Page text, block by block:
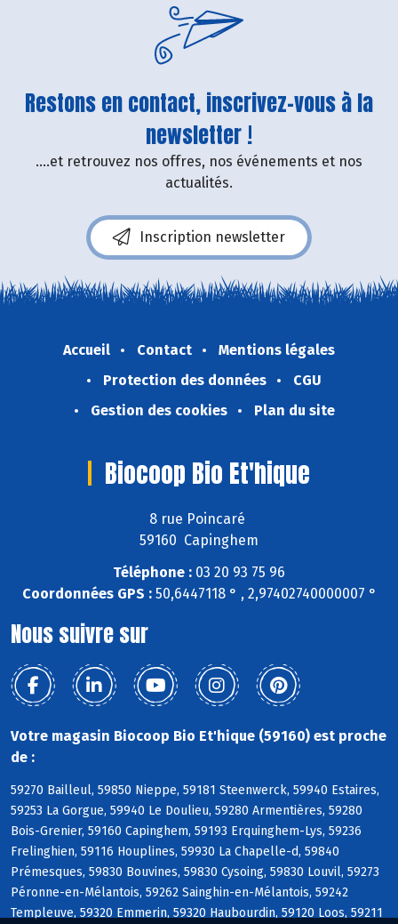
Restons en contact, inscrivez-vous à la
newsletter !
....et retrouvez nos offres, nos événements et nos
actualités.
Inscription newsletter
Accueil Contact
Mentions légales
Protection des données
CGU
Gestion des cookies
Plan du site
Biocoop Bio Et'hique
8 rue Poincaré
59160 Capinghem
Téléphone : 03 20 93 75 96
Coordonnées GPS :50,6447118 ° , 2,97402740000007 °
Nous suivre sur
Votre magasin Biocoop Bio Et'hique (59160) est proche
de :
59270 Bailleul, 59850 Nieppe, 59181 Steenwerck, 59940 Estaires,
59253 La Gorgue, 59940 Le Doulieu, 59280 Armentières, 59280
Bois-Grenier, 59160 Capinghem, 59193 Erquinghem-Lys, 59236
Frelinghien, 59116 Houplines, 59930 La Chapelle-d, 59840
Prémesques, 59830 Bouvines, 59830 Cysoing, 59830 Louvil, 59273
Péronne-en-Mélantois, 59262 Sainghin-en-Mélantois, 59242
Templeuve, 59320 Emmerin, 59320 Haubourdin, 59120 Loos, 59211